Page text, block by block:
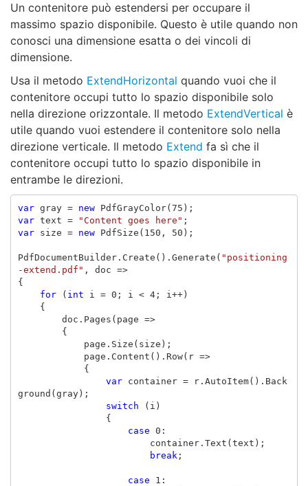
Un contenitore può estendersi per occupare il
massimo spazio disponibile. Questo è utile quando non
conosci una dimensione esatta o dei vincoli di
dimensione.
Usa il metodo ExtendHorizontal quando vuoi che il
contenitore occupi tutto lo spazio disponibile solo
nella direzione orizzontale. Il metodo ExtendVertical è
utile quando vuoi estendere il contenitore solo nella
direzione verticale. Il metodo Extend fa sì che il
contenitore occupi tutto lo spazio disponibile in
entrambe le direzioni.
var gray = new PdfGrayColor( 75 );
var text = "Content goes here" ;
var
size = new PdfSize ( 150 , 50 );
PdfDocumentBuilder. Create (). Generate ( "positioning
-extend.pdf" , doc =>
{
for
( int i = 0 ; i < 4; i ++)
{
doc . Pages ( page =>
{
page . Size ( size );
page . Content (). Row( r =>
{
var
container = r. AutoItem(). Back
ground ( gray);
switch
( i )
{
case 0 :
container. Text ( text );
break ;
case 1 :